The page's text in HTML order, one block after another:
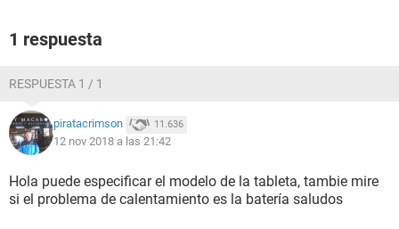
1 respuesta
RESPUESTA 1 / 1
piratacrimson 11.636
12 nov 2018 a las 21:42
Hola puede especificar el modelo de la tableta, tambie mire
si el problema de calentamiento es la batería saludos